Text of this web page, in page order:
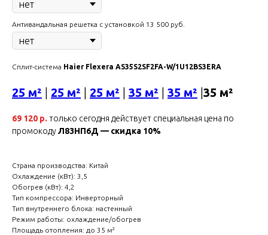
Антивандальная решетка с установкой 13 500 руб.
Сплит-система Haier Flexera AS35S2SF2FA-W/1U12BS3ERA
25 м² 25 м² 25 м² 35 м² 35 м² 35 м²
69 120 р. только сегодня действует специальная цена по
промокодуЛ83НП6Д — скидка 10%
Страна производства: Китай
Охлаждение (кВт): 3,5
Обогрев (кВт): 4,2
Тип компрессора: Инверторный
Тип внутреннего блока: настенный
Режим работы: охлаждение/обогрев
Площадь отопления: до 35 м²